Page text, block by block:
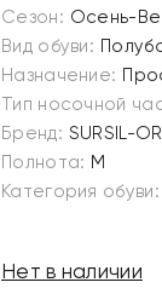
Сезон: Осень-
Вид обуви:
Назначение:
Тип носочной
Бренд: SURSIL-
Полнота: M
Категория обуви:
Нет в наличии